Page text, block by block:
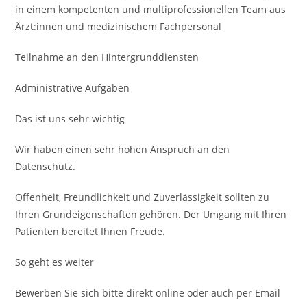
in einem kompe­tenten und multiprofessio­nellen Team aus
Ärzt:innen und medizinischem Fach­personal
Teilnahme an den Hinter­grund­diensten
Administrative Aufgaben
Das ist uns sehr wichtig
Wir haben einen sehr hohen Anspruch an den
Datenschutz.
Offenheit, Freundlichkeit und Zuverlässigkeit sollten zu
Ihren Grundeigenschaften gehören. Der Umgang mit Ihren
Patienten bereitet Ihnen Freude.
So geht es weiter
Bewerben Sie sich bitte direkt online oder auch per Email